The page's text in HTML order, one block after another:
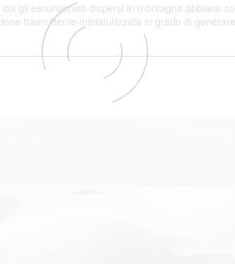
gli escursionisti dispersi in montagna abbiano
trasmittente miniaturizzata in grado di